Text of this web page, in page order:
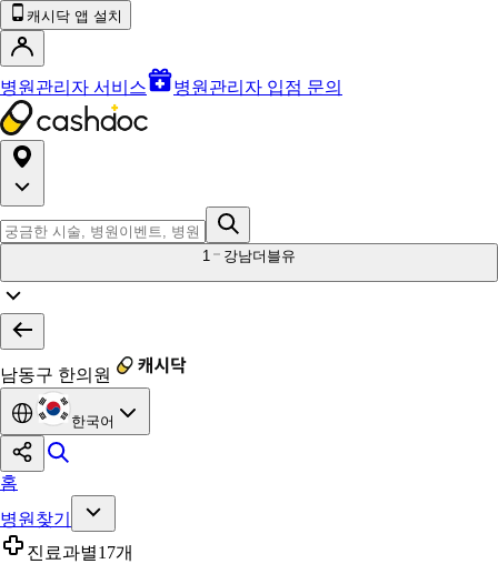
캐시닥 앱 설치
병원관리자 서비스 병원관리자 입점 문의
1 강남더블유
남동구 한의원
한국어
홈
병원찾기
진료과별17개